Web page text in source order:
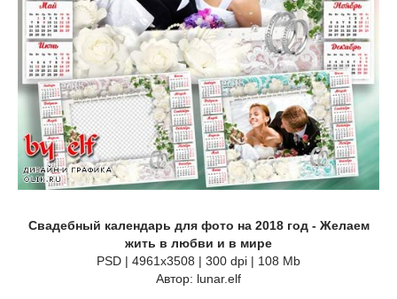
Свадебный календарь для фото на 2018 год - Желаем
жить в любви и в мире
PSD | 4961х3508 | 300 dpi | 108 Mb
Автор: lunar.elf